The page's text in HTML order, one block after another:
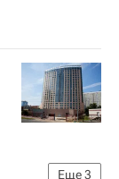
Еще3